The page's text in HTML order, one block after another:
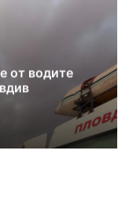
от водите